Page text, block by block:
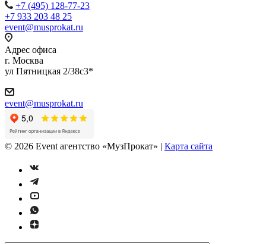
+7 (495) 128-77-23
+7 933 203 48 25
event@musprokat.ru
Адрес офиса
г. Москва
ул Пятницкая 2/38с3*
event@musprokat.ru
© 2026 Event агентство «МузПрокат» | Карта сайта